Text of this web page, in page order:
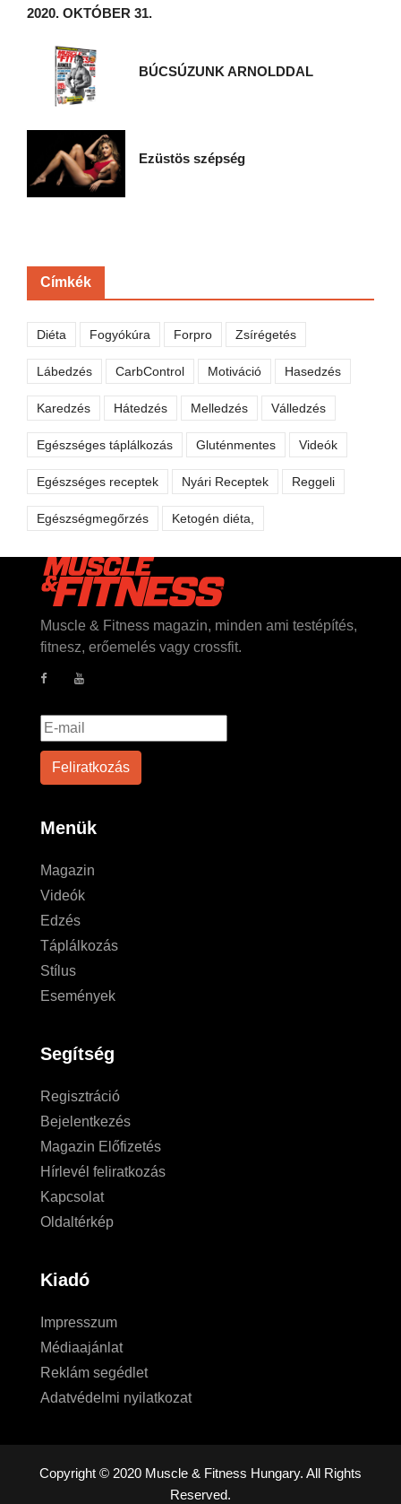
2020. OKTÓBER 31.
BÚCSÚZUNK ARNOLDDAL
Ezüstös szépség
Címkék
Diéta Fogyókúra Forpro Zsírégetés
Lábedzés CarbControl Motiváció Hasedzés
Karedzés Hátedzés Melledzés Válledzés
Egészséges táplálkozás Gluténmentes Videók
Egészséges receptek Nyári Receptek Reggeli
Egészségmegőrzés Ketogén diéta,
Muscle & Fitness magazin, minden ami testépítés,
fitnesz, erőemelés vagy crossfit.
Menük
Magazin
Videók
Edzés
Táplálkozás
Stílus
Események
Segítség
Regisztráció
Bejelentkezés
Magazin Előfizetés
Hírlevél feliratkozás
Kapcsolat
Oldaltérkép
Kiadó
Impresszum
Médiaajánlat
Reklám segédlet
Adatvédelmi nyilatkozat
Copyright © 2020 Muscle & Fitness Hungary. All Rights
Reserved.